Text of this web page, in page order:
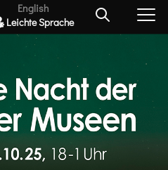
English
Leichte Sprache